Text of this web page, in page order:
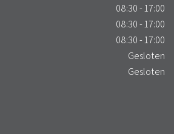
08:30 - 17:00
08:30 - 17:00
08:30 - 17:00
Gesloten
Gesloten